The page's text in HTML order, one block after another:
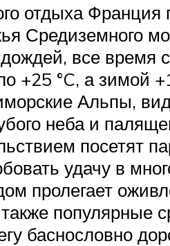
отдыха Франция
Средиземного
все время
+25 °C, а зимой
Альпы,
неба и
посетят
удачу в
пролегает
популярные
баснословно